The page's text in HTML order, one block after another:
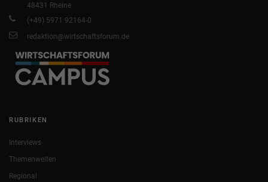
48431 Rheine
(+49) 5971 92164-0
redaktion@wirtschaftsforum.de
RUBRIKEN
Interviews
Themenwelten
Regional